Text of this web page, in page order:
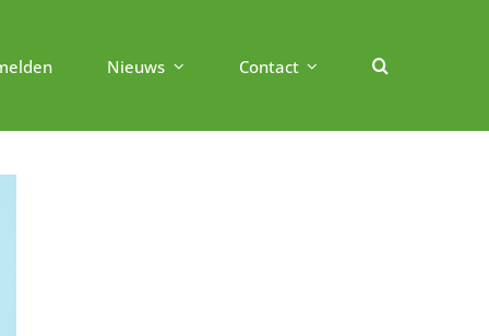
Nieuws Contact